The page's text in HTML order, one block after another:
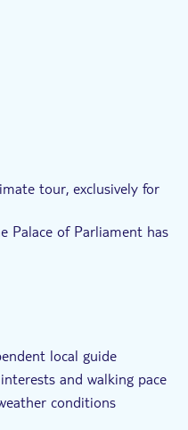
tour, exclusively for
Palace of Parliament has
tour, tailored to your
local guide
and walking pace
conditions
city highlights and does